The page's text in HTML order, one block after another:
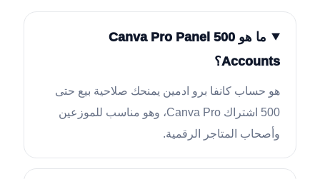
ما هو Canva Pro Panel 500
Accounts؟
هو حساب كانفا برو ادمين يمنحك صلاحية بيع حتى
500 اشتراك Canva Pro، وهو مناسب للموزعين
وأصحاب المتاجر الرقمية.